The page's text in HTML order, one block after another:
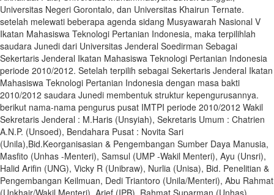
Universitas Negeri Gorontalo, dan Universitas Khairun Ternate.
setelah melewati beberapa agenda sidang Musyawarah Nasional V
Ikatan Mahasiswa Teknologi Pertanian Indonesia, maka terpilihlah
saudara Junedi dari Universitas Jenderal Soedirman Sebagai
Sekertaris Jenderal Ikatan Mahasiswa Teknologi Pertanian Indonesia
periode 2010/2012. Setelah terpilih sebagai Sekertaris Jenderal Ikatan
Mahasiswa Teknologi Pertanian Indonesia dengan masa bakti
2010/2012 saudara Junedi membentuk struktur kepengurusannya.
berikut nama-nama pengurus pusat IMTPI periode 2010/2012 Wakil
Sekretaris Jenderal : M.Haris (Unsyiah), Sekretaris Umum : Chatrien
A.N.P. (Unsoed), Bendahara Pusat : Novita Sari
(Unila),Bid.Keorganisasian & Pengembangan Sumber Daya Manusia,
Masfito (Unhas -Menteri), Samsul (UMP -Wakil Menteri), Ayu (Unsri),
Halid Arifin (UNG), Vicky R (Unibraw), Nurlia (Unisa), Bid. Penelitian &
Pengembangan Keilmuan, Dedi Triantoro (Unila/Menteri), Abu Rahmat